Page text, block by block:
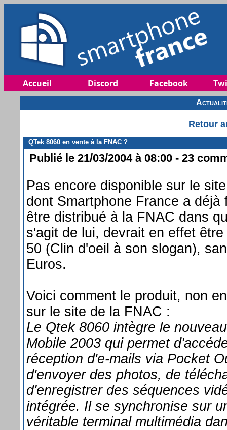
Accueil Discord Facebook
Retour
QTek 8060 en vente à la FNAC ?
Publié le 21/03/2004 à 08:00 - 23
Pas encore disponible sur le
dont Smartphone France a
être distribué à la FNAC dans
s'agit de lui, devrait en effet
50 (Clin d'oeil à son slogan),
Euros.
Voici comment le produit, non
sur le site de la FNAC :
Le Qtek 8060 intègre le
Mobile 2003 qui permet
réception d'e-mails via Pocket
d'envoyer des photos, de
d'enregistrer des séquences
intégrée. Il se synchronise sur
véritable terminal multimédia